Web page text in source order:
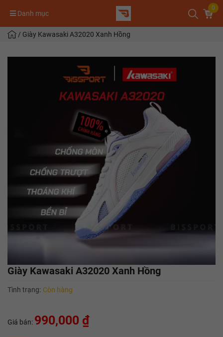
Danh mục
0
/ Giày Kawasaki A32020 Xanh Hồng
Giày Kawasaki A32020 Xanh Hồng
Tình trạng: Còn hàng
Giá bán: 990,000 ₫